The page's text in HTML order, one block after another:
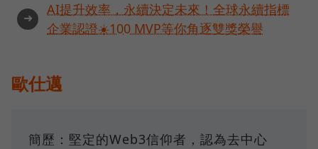
➜
AI提升效率，永續決定未來！全球永續指標
企業認證☀️100 MVP等你角逐雙獎榮譽
歐仕邁
簡歷：堅定的Web3信仰者，認為去中心